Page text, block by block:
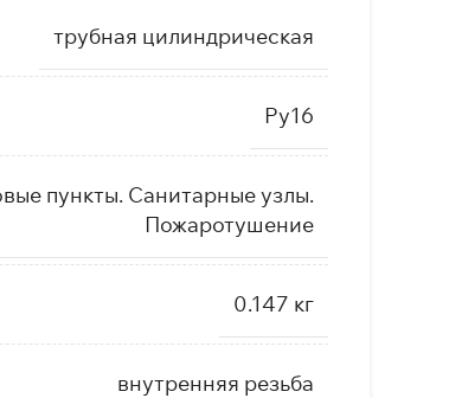
трубная цилиндрическая
Ру16
пункты. Санитарные узлы.
Пожаротушение
0.147 кг
внутренняя резьба